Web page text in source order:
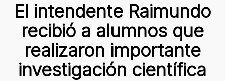
El intendente Raimundo
recibió a alumnos que
realizaron importante
investigación científica